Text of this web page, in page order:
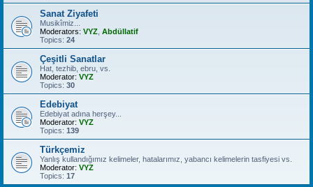
Sanat Ziyafeti
Musikîmiz...
Moderators: VYZ Abdüllatif
Topics: 24
Çeşitli Sanatlar
Hat, tezhib, ebru, vs.
Moderator: VYZ
Topics: 30
Edebiyat
Edebiyat adına herşey...
Moderator: VYZ
Topics: 139
Türkçemiz
Yanlış kullandığımız kelimeler, hatalarımız, yabancı kelimelerin tasfiyesi vs.
Moderator: VYZ
Topics: 17